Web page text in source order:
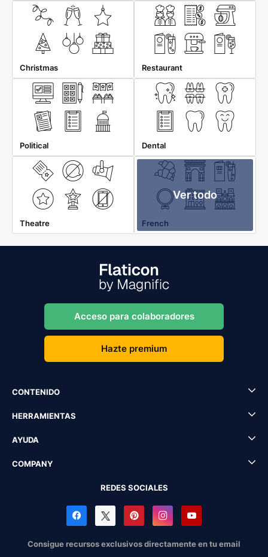
Christmas Restaurant
Political Dental
Theatre
Ver todo
French
Acceso para colaboradores
Hazte premium
CONTENIDO
HERRAMIENTAS
AYUDA
COMPANY
REDES SOCIALES
Consigue recursos exclusivos directamente en tu email